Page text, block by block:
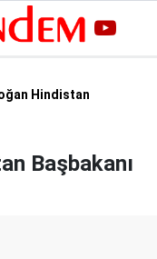
Hindistan
Başbakanı